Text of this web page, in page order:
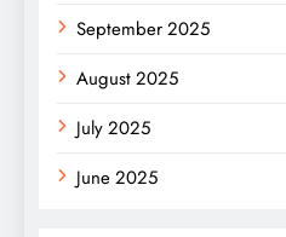
September 2025
August 2025
July 2025
June 2025